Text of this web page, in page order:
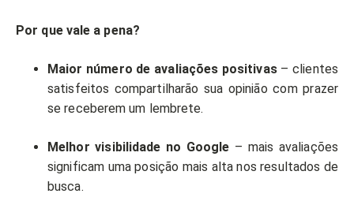
Por que vale a pena?
Maior número de avaliações positivas– clientes
satisfeitos compartilharão sua opinião com prazer
se receberem um lembrete.
Melhor visibilidade no Google – mais avaliações
significam uma posição mais alta nos resultados de
busca.